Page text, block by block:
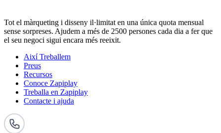
Tot el màrqueting i disseny il·limitat en una única quota mensual
sense sorpreses. Ajudem a més de 2500 persones cada dia a fer que
el seu negoci sigui encara més reeixit.
Així­ Treballem
Preus
Recursos
Conoce Zapiplay
Treballa en Zapiplay
Contacte i ajuda